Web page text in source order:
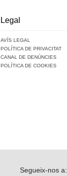
Legal
AVÍS LEGAL
POLÍTICA DE PRIVACITAT
CANAL DE DENÚNCIES
POLÍTICA DE COOKIES
Segueix-nos a: